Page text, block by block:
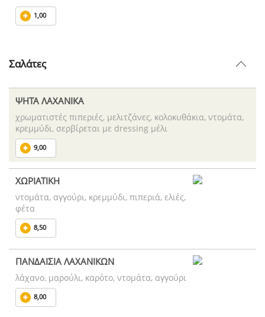
1,00
Σαλάτες
ΨΗΤΑ ΛΑΧΑΝΙΚΑ
χρωματιστές πιπεριές, μελιτζάνες, κολοκυθάκια, ντομάτα,
κρεμμύδι, σερβίρεται με dressing μέλι
9,00
ΧΩΡΙΑΤΙΚΗ
ντομάτα, αγγούρι, κρεμμύδι, πιπεριά, ελιές,
φέτα
8,50
ΠΑΝΔΑΙΣΙΑ ΛΑΧΑΝΙΚΩΝ
λάχανο, μαρούλι, καρότο, ντομάτα, αγγούρι
8,00